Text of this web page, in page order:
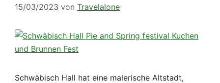
15/03/2023 von Travelalone
Schwäbisch Hall hat eine malerische Altstadt,